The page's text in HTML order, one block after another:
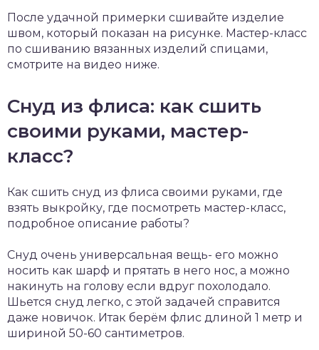
После удачной примерки сшивайте изделие
швом, который показан на рисунке. Мастер-класс
по сшиванию вязанных изделий спицами,
смотрите на видео ниже.
Снуд из флиса: как сшить
своими руками, мастер-
класс?
Как сшить снуд из флиса своими руками, где
взять выкройку, где посмотреть мастер-класс,
подробное описание работы?
Снуд очень универсальная вещь- его можно
носить как шарф и прятать в него нос, а можно
накинуть на голову если вдруг похолодало.
Шьется снуд легко, с этой задачей справится
даже новичок. Итак берём флис длиной 1 метр и
шириной 50-60 сантиметров.